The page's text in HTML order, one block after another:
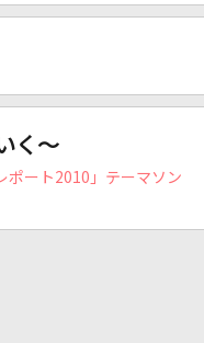
く～
ポート2010」テーマソン